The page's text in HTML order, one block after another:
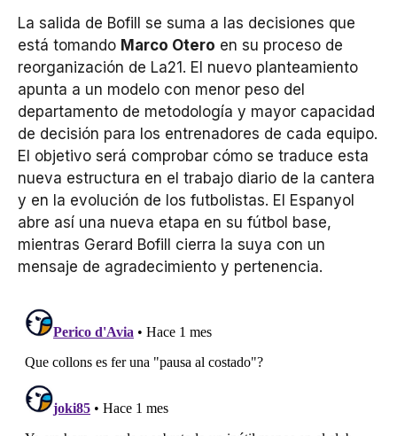
La salida de Bofill se suma a las decisiones que
está tomando Marco Otero en su proceso de
reorganización de La21. El nuevo planteamiento
apunta a un modelo con menor peso del
departamento de metodología y mayor capacidad
de decisión para los entrenadores de cada equipo.
El objetivo será comprobar cómo se traduce esta
nueva estructura en el trabajo diario de la cantera
y en la evolución de los futbolistas. El Espanyol
abre así una nueva etapa en su fútbol base,
mientras Gerard Bofill cierra la suya con un
mensaje de agradecimiento y pertenencia.